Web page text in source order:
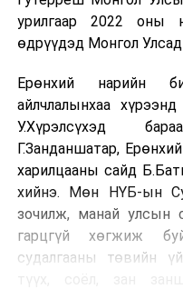
урилгаар 2022 оны
өдрүүдэд Монгол
Ерөнхий нарийн
айлчлалынхаа
У.Хүрэлсүхэд
Г.Занданшатар,
харилцааны сайд
хийнэ. Мөн НҮБ-ын
зочилж, манай улсын
гарцгүй хөгжиж
судалгааны төвийн